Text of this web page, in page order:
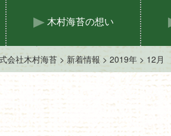
木村海苔の想い
会社木村海苔 > 新着情報 > 2019年 > 12月